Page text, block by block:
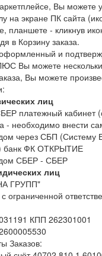
Вы можете
на экране ПК сайта
планшете - кликнув
в Корзину заказа.
и
Вы можете
Вы можете
лиц
платежный кабинет
- необходимо внести
через СБП (Систему
банк ФК ОТКРЫТИЕ
СБЕР - СБЕР
лиц
ГРУПП"
ограниченной
КПП 262301001
Заказов: